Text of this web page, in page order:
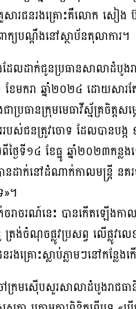
រួសារជនរងគ្រោះគឺលោក
ក្យបណ្តឹងនៅស្ថាប័នតុលាការ។
ដែលដាក់ជូនប្រធានសាលា
ខែមករា ឆ្នាំ២០២៤ ដោយសារ
ងជាប្រធានក្រុមមេធាវីស្ម័គ្រ
បស់ជនត្រូវចោទ ដែលបានបង្ក
ទី១៤ ខែធ្នូ ឆ្នាំ២០២៣កន្
នដាក់នៅដំណាក់កាលមន្ត្រី
»។
ាចរណ៍នេះ បានកើតឡើងកា
រង់ចំណុចផ្លូវប្រសព្វ លើផ្លូ
ងគ្រោះស្លាប់ភ្លាមៗនៅកន្លែង
មស៉ើបសួរសាលាដំបូងរាជធា